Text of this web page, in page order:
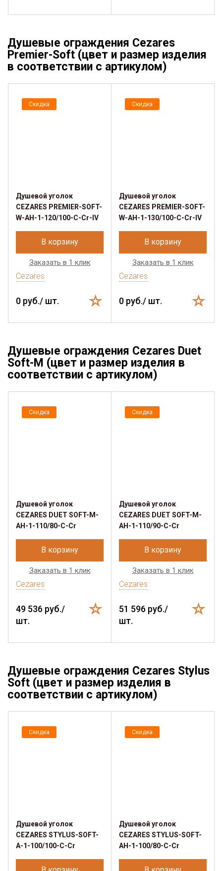
Душевые ограждения Cezares
Premier-Soft (цвет и размер изделия
в соответствии с артикулом)
Скидка
Душевой уголок
CEZARES PREMIER-SOFT-
W-AH-1-120/100-C-Cr-IV
В корзину
Заказать в 1 клик
Cezares
0 руб./ шт.
Скидка
Душевой уголок
CEZARES PREMIER-SOFT-
W-AH-1-130/100-C-Cr-IV
В корзину
Заказать в 1 клик
Cezares
0 руб./ шт.
Душевые ограждения Cezares Duet
Soft-M (цвет и размер изделия в
соответствии с артикулом)
Скидка
Душевой уголок
CEZARES DUET SOFT-M-
AH-1-110/80-C-Cr
В корзину
Заказать в 1 клик
Cezares
49 536 руб./
шт.
Скидка
Душевой уголок
CEZARES DUET SOFT-M-
AH-1-110/90-C-Cr
В корзину
Заказать в 1 клик
Cezares
51 596 руб./
шт.
Душевые ограждения Cezares Stylus
Soft (цвет и размер изделия в
соответствии с артикулом)
Скидка
Душевой уголок
CEZARES STYLUS-SOFT-
A-1-100/100-C-Cr
Скидка
Душевой уголок
CEZARES STYLUS-SOFT-
AH-1-100/80-C-Cr